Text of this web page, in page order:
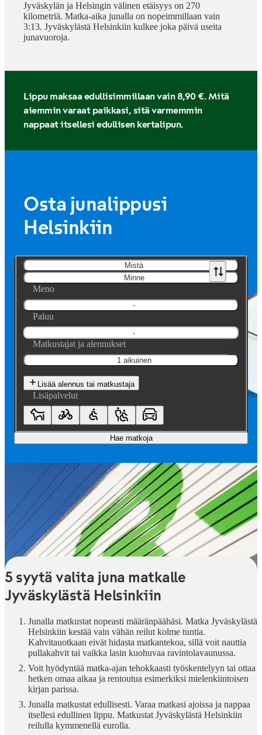
Jyväskylän ja Helsingin välinen etäisyys on 270
kilometriä. Matka-aika junalla on nopeimmillaan vain
3:13. Jyväskylästä Helsinkiin kulkee joka päivä useita
junavuoroja.
Lippu maksaa edullisimmillaan vain 8,90 €. Mitä
aiemmin varaat paikkasi, sitä varmemmin
nappaat itsellesi edullisen kertalipun.
Osta junalippusi
Helsinkiin
Mistä
Minne
Meno
-
Paluu
-
Matkustajat ja alennukset
1 aikuinen
Lisää alennus tai matkustaja
Lisäpalvelut
Hae matkoja
5 syytä valita juna matkalle
Jyväskylästä Helsinkiin
Junalla matkustat nopeasti määränpäähäsi. Matka Jyväskylästä
Helsinkiin kestää vain vähän reilut kolme tuntia.
Kahvitauotkaan eivät hidasta matkantekoa, sillä voit nauttia
pullakahvit tai vaikka lasin kuohuvaa ravintolavaunussa.
Voit hyödyntää matka-ajan tehokkaasti työskentelyyn tai ottaa
hetken omaa aikaa ja rentoutua esimerkiksi mielenkiintoisen
kirjan parissa.
Junalla matkustat edullisesti. Varaa matkasi ajoissa ja nappaa
itsellesi edullinen lippu. Matkustat Jyväskylästä Helsinkiin
reilulla kymmenellä eurolla.